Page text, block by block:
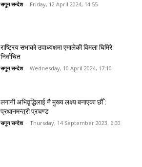
सगुन सन्देश - Friday, 12 April 2024, 14:55
राष्ट्रिय सभाको उपाध्यक्षमा एमालेकी विमला घिमिरे
निर्वाचित
सगुन सन्देश - Wednesday, 10 April 2024, 17:10
लगानी अभिवृद्धिलाई नै मुख्य लक्ष्य बनाएका छौँ :
प्रधानमन्त्री प्रचण्ड
सगुन सन्देश - Thursday, 14 September 2023, 6:00